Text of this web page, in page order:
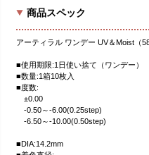
商品スペック
アーティラル ワンデー UV＆Moist（
■使用期限:1日使い捨て（ワンデー）
■数量:1箱10枚入
■度数:
±0.00
-0.50～-6.00(0.25step)
-6.50～-10.00(0.50step)
■DIA:14.2mm